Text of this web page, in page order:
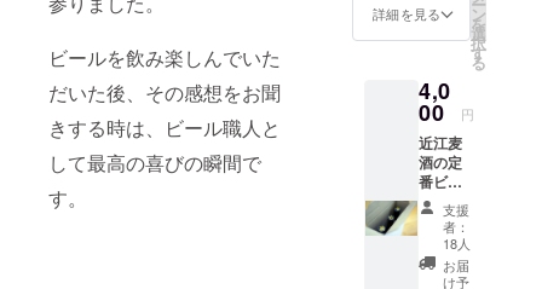
ビールを飲み楽しんでいた
だいた後、その感想をお聞
きする時は、ビール職人と
して最高の喜びの瞬間で
す。
んでいま
す。
ではのクラ
フトビール
の世界を、
ぜひ驚き楽
しんでくだ
さい。
みセッ
トは、
グラス
１杯と
おつま
みの
セット
です。
グラス
ビール
はご来
店当日
提供し
ている
詳細を見る ン
を
選
択
す
る
4,0
00 円
近江麦
酒の定
番ビー
ル３本
をお届
けいた
しま
す。
支援
者：
18人
お届
け予